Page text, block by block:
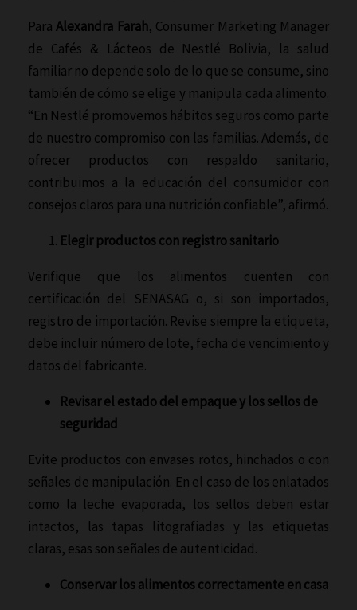
ParaAlexandra Farah, Consumer Marketing Manager
de Cafés & Lácteos de Nestlé Bolivia, la salud
familiar no depende solo de lo que se consume, sino
también de cómo se elige y manipula cada alimento.
“En Nestlé promovemos hábitos seguros como parte
de nuestro compromiso con las familias. Además, de
ofrecer productos con respaldo sanitario,
contribuimos a la educación del consumidor con
consejos claros para una nutrición confiable”, afirmó.
Elegir productos con registro sanitario
Verifique que los alimentos cuenten con
certificación del SENASAG o, si son importados,
registro de importación. Revise siempre la etiqueta,
debe incluir número de lote, fecha de vencimiento y
datos del fabricante.
Revisar el estado del empaque y los sellos de
seguridad
Evite productos con envases rotos, hinchados o con
señales de manipulación. En el caso de los enlatados
como la leche evaporada, los sellos deben estar
intactos, las tapas litografiadas y las etiquetas
claras, esas son señales de autenticidad.
Conservar los alimentos correctamente en casa